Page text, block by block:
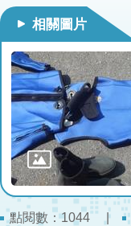
資
料
影
音
專
區
檔
案
應
用
相關圖片
點閱數：1044